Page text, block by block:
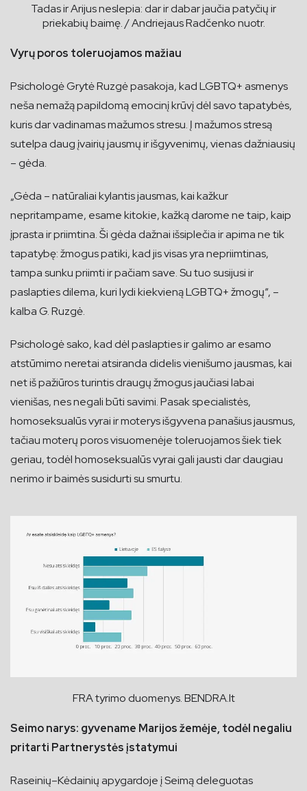
Tadas ir Arijus neslepia: dar ir dabar jaučia patyčių ir
priekabių baimę. / Andriejaus Radčenko nuotr.
Vyrų poros toleruojamos mažiau
Psichologė Grytė Ruzgė pasakoja, kad LGBTQ+ asmenys
neša nemažą papildomą emocinį krūvį dėl savo tapatybės,
kuris dar vadinamas mažumos stresu. Į mažumos stresą
sutelpa daug įvairių jausmų ir išgyvenimų, vienas dažniausių
– gėda.
„Gėda – natūraliai kylantis jausmas, kai kažkur
nepritampame, esame kitokie, kažką darome ne taip, kaip
įprasta ir priimtina. Ši gėda dažnai išsiplečia ir apima ne tik
tapatybę: žmogus patiki, kad jis visas yra nepriimtinas,
tampa sunku priimti ir pačiam save. Su tuo susijusi ir
paslapties dilema, kuri lydi kiekvieną LGBTQ+ žmogų“, –
kalba G. Ruzgė.
Psichologė sako, kad dėl paslapties ir galimo ar esamo
atstūmimo neretai atsiranda didelis vienišumo jausmas, kai
net iš pažiūros turintis draugų žmogus jaučiasi labai
vienišas, nes negali būti savimi. Pasak specialistės,
homoseksualūs vyrai ir moterys išgyvena panašius jausmus,
tačiau moterų poros visuomenėje toleruojamos šiek tiek
geriau, todėl homoseksualūs vyrai gali jausti dar daugiau
nerimo ir baimės susidurti su smurtu.
FRA tyrimo duomenys. BENDRA.lt
Seimo narys: gyvename Marijos žemėje, todėl negaliu
pritarti Partnerystės įstatymui
Raseinių–Kėdainių apygardoje į Seimą deleguotas